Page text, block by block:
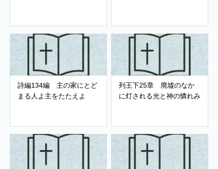
詩編134編 主の家にとど
まる人よ主をたたえよ
列王下25章 廃墟のなか
に灯される光と神の憐れみ